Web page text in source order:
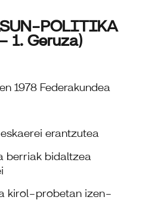
POLITIKA
1. Geruza)
1978 Federakundea
erantzutea
berriak bidaltzea
kirol-probetan izen-